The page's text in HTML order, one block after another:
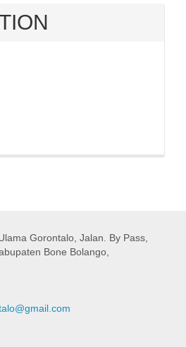
Gorontalo, Jalan. By Pass,
Bone Bolango,